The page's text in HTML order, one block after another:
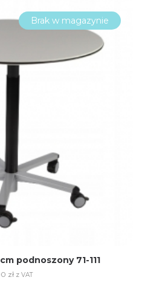
Brak w magazynie
podnoszony 71-111
zł z VAT